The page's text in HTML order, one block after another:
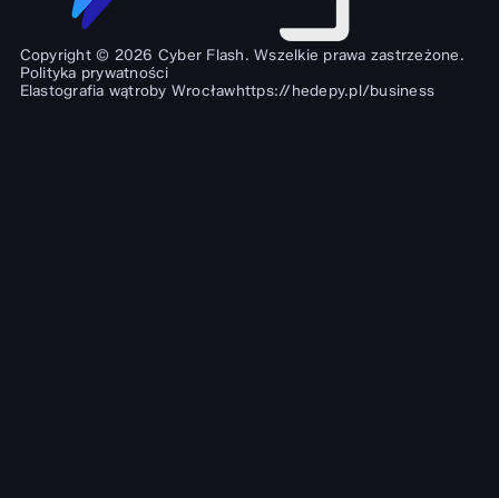
Copyright © 2026 Cyber Flash. Wszelkie prawa zastrzeżone.
Polityka prywatności
Elastografia wątroby Wrocławhttps://hedepy.pl/business